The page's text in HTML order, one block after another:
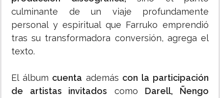
culminante de un viaje profundamente
personal y espiritual que Farruko emprendió
tras su transformadora conversión, agrega el
texto.
El álbum cuenta además con la participación
de artistas invitados como Darell, Ñengo